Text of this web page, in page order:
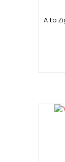
A to